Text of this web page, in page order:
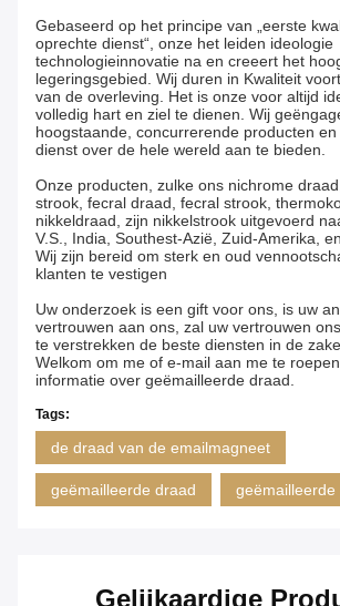
Gebaseerd op het principe van „eerste
oprechte dienst“, onze het leiden ideologie
technologieinnovatie na en creeert het
legeringsgebied. Wij duren in Kwaliteit
van de overleving. Het is onze voor altijd
volledig hart en ziel te dienen. Wij
hoogstaande, concurrerende producten
dienst over de hele wereld aan te bieden.
Onze producten, zulke ons nichrome
strook, fecral draad, fecral strook,
nikkeldraad, zijn nikkelstrook uitgevoerd
V.S., India, Southest-Azië, Zuid-Amerika,
Wij zijn bereid om sterk en oud
klanten te vestigen
Uw onderzoek is een gift voor ons, is uw
vertrouwen aan ons, zal uw vertrouwen
te verstrekken de beste diensten in de
Welkom om me of e-mail aan me te
informatie over geëmailleerde draad.
Tags:
de draad van de emailmagneet
geëmailleerde draad geëmailleerde
Gelijkaardige